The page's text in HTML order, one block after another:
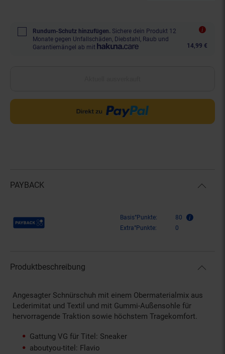
Rundum-Schutz hinzufügen. Sichere dein Produkt 12
Monate gegen Unfallschäden, Diebstahl, Raub und
Garantiemängel ab mit
14,99 €
PAYBACK
Payback Punkte Basis°Punkte:
80
Extra°Punkte:
0
Produktbeschreibung
Angesagter Schnürschuh mit einem Obermaterialmix aus
Lederimitat und Textil und mit Gummi-Außensohle für
hervorragende Traktion sowie höchstem Tragekomfort.
Gattung VG für Titel: Sneaker
aboutyou-titel: Flavio